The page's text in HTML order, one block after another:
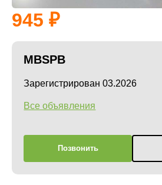
945
MBSPB
Зарегистрирован 03.2026
Все объявления
Позвонить